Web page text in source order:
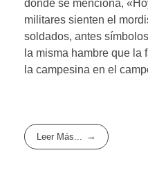
donde se menciona,
militares sienten el
soldados, antes
la misma hambre que la
la campesina en el
Leer Más...